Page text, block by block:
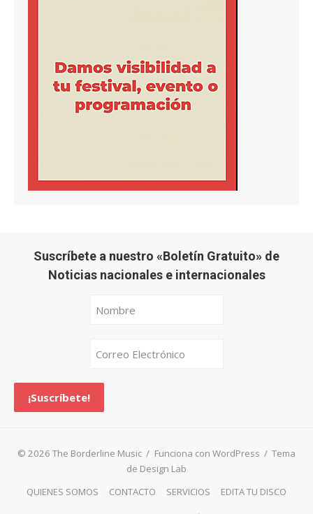
Suscríbete a nuestro «Boletín Gratuito» de
Noticias nacionales e internacionales
© 2026 The Borderline Music / Funciona con WordPress / Tema
de Design Lab
QUIENES SOMOS
CONTACTO SERVICIOS EDITA TU DISCO